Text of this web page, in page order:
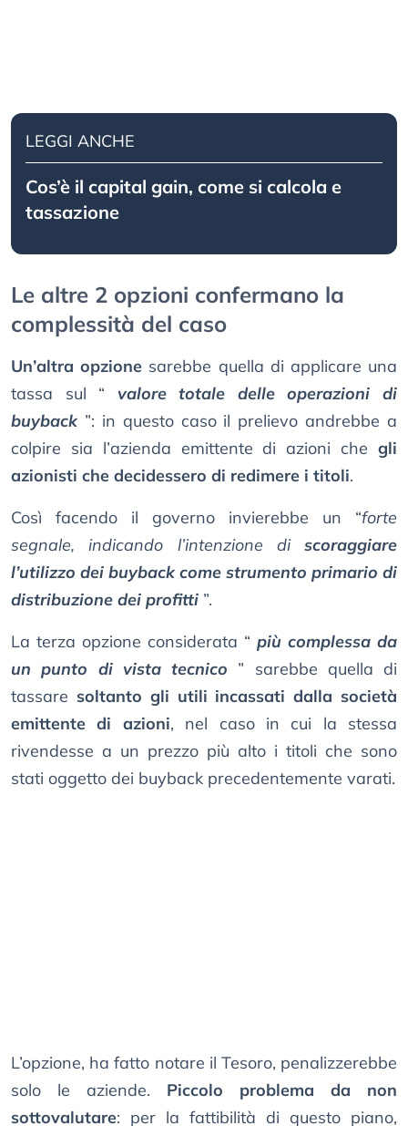
LEGGI ANCHE
Cos’è il capital gain, come si calcola e
tassazione
Le altre 2 opzioni confermano la
complessità del caso
Un’altra opzione sarebbe quella di applicare una
tassa sul “
valore totale delle operazioni di
buyback ”: in questo caso il prelievo andrebbe a
colpire sia l’azienda emittente di azioni che gli
azionisti che decidessero di redimere i titoli.
Così facendo il governo invierebbe un “forte
segnale, indicando l’intenzione di scoraggiare
l’utilizzo dei buyback come strumento primario di
distribuzione dei profitti ”.
La terza opzione considerata “ più complessa da
un punto di vista tecnico ” sarebbe quella di
tassare soltanto gli utili incassati dalla società
emittente di azioni, nel caso in cui la stessa
rivendesse a un prezzo più alto i titoli che sono
stati oggetto dei buyback precedentemente varati.
L’opzione, ha fatto notare il Tesoro, penalizzerebbe
solo le aziende. Piccolo problema da non
sottovalutare: per la fattibilità di questo piano,